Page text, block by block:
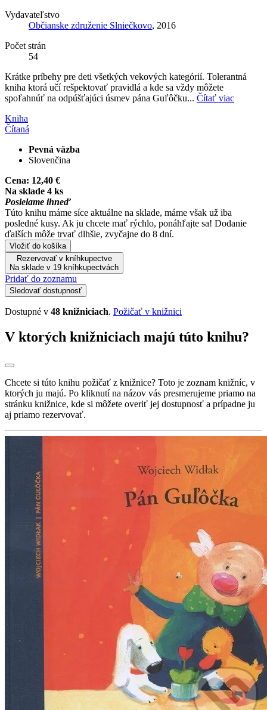
Vydavateľstvo
Občianske združenie Slniečkovo, 2016
Počet strán
54
Krátke príbehy pre deti všetkých vekových kategórií. Tolerantná
kniha ktorá učí rešpektovať pravidlá a kde sa vždy môžete
spoľahnúť na odpúšťajúci úsmev pána Guľôčku... Čítať viac
Kniha
Čítaná
Pevná väzba
Slovenčina
Cena: 12,40 €
Na sklade 4 ks
Posielame ihneď
Túto knihu máme síce aktuálne na sklade, máme však už iba
posledné kusy. Ak ju chcete mať rýchlo, ponáhľajte sa! Dodanie
ďalších môže trvať dlhšie, zvyčajne do 8 dní.
Vložiť do košíka
Rezervovať v kníhkupectve
Na sklade v 19 kníhkupectvách
Pridať do zoznamu
Sledovať dostupnosť
Dostupné v 48 knižniciach. Požičať v knižnici
V ktorých knižniciach majú túto knihu?
Chcete si túto knihu požičať z knižnice? Toto je zoznam knižníc, v
ktorých ju majú. Po kliknutí na názov vás presmerujeme priamo na
stránku knižnice, kde si môžete overiť jej dostupnosť a prípadne ju
aj priamo rezervovať.